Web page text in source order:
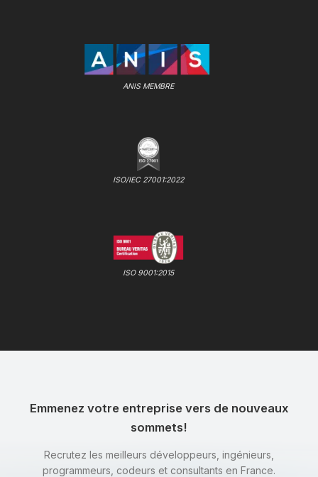
ANIS MEMBRE
ISO/IEC 27001:2022
ISO 9001:2015
Emmenez votre entreprise vers de nouveaux
sommets!
Recrutez les meilleurs développeurs, ingénieurs,
programmeurs, codeurs et consultants en France.